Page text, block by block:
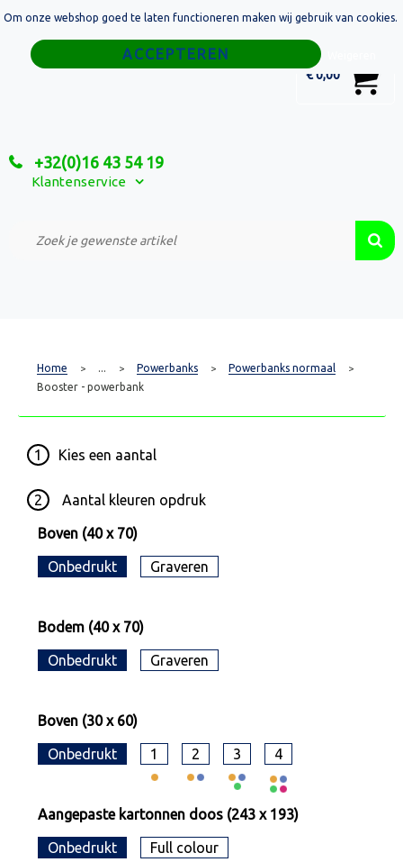
€ 0,00
+32(0)16 43 54 19
Klantenservice
Home
Relatiegeschenken
Custom Made Projecten
Home > ... > Powerbanks > Powerbanks normaal >
Booster - powerbank
1 Kies een aantal
2 Aantal kleuren opdruk
Boven (40 x 70)
Onbedrukt Graveren
Bodem (40 x 70)
Onbedrukt Graveren
Boven (30 x 60)
Onbedrukt 1 2 3 4
Aangepaste kartonnen doos (243 x 193)
Onbedrukt Full colour
Om onze webshop goed te laten functioneren maken wij gebruik van cookies.